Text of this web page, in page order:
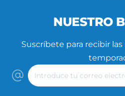
NUESTRO
Suscríbete para recibir
Introduce
tu
correo